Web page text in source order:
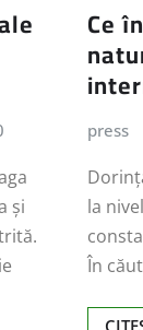
și
Ce
press
la
În